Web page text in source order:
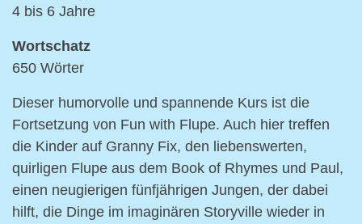
4 bis 6 Jahre
Wortschatz
650 Wörter
Dieser humorvolle und spannende Kurs ist die
Fortsetzung von Fun with Flupe. Auch hier treffen
die Kinder auf Granny Fix, den liebenswerten,
quirligen Flupe aus dem Book of Rhymes und Paul,
einen neugierigen fünfjährigen Jungen, der dabei
hilft, die Dinge im imaginären Storyville wieder in